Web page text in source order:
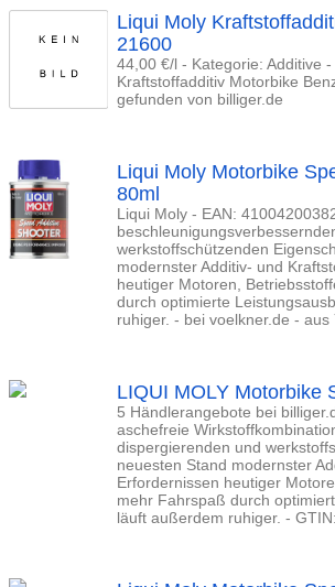
Liqui Moly
21600
44,00 €/l - Kategorie: Additive
Kraftstoffadditiv Motorbike
gefunden von billiger.de
Liqui Moly Motorbike
80ml
Liqui Moly - EAN:
werkstoffschützenden
modernster Additiv- und
heutiger Motoren,
durch optimierte
ruhiger. - bei voelkner.de -
LIQUI MOLY Motorbike
5 Händlerangebote bei
aschefreie
dispergierenden und
neuesten Stand modernster
Erfordernissen heutiger
mehr Fahrspaß durch
läuft außerdem ruhiger. -